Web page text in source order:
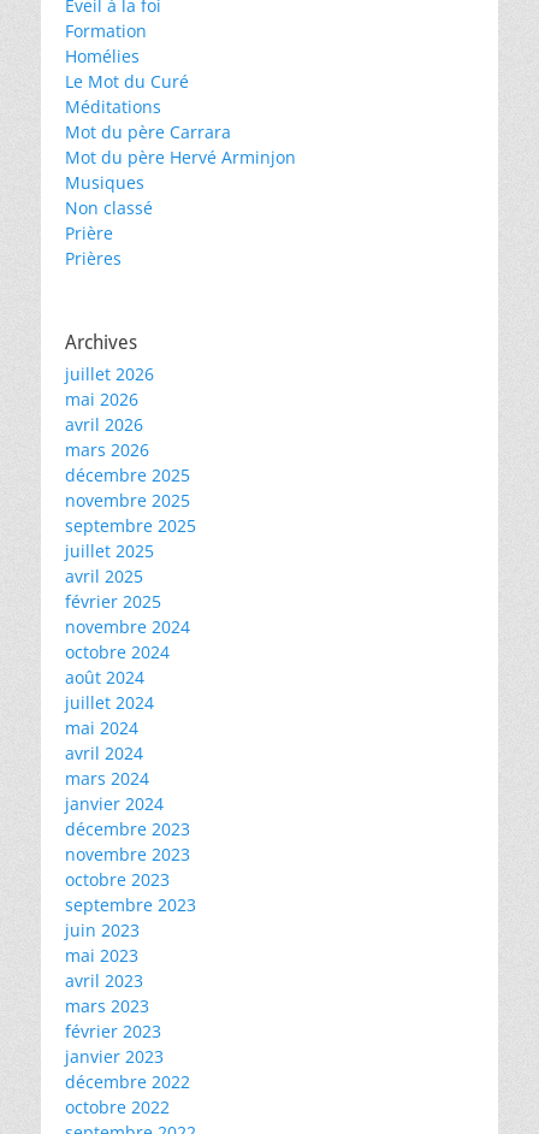
Eveil à la foi
Formation
Homélies
Le Mot du Curé
Méditations
Mot du père Carrara
Mot du père Hervé Arminjon
Musiques
Non classé
Prière
Prières
Archives
juillet 2026
mai 2026
avril 2026
mars 2026
décembre 2025
novembre 2025
septembre 2025
juillet 2025
avril 2025
février 2025
novembre 2024
octobre 2024
août 2024
juillet 2024
mai 2024
avril 2024
mars 2024
janvier 2024
décembre 2023
novembre 2023
octobre 2023
septembre 2023
juin 2023
mai 2023
avril 2023
mars 2023
février 2023
janvier 2023
décembre 2022
octobre 2022